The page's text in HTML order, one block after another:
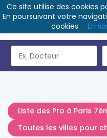
Liste des Pro à Paris
Toutes les villes pour
Ce site utilise des cookies
En poursuivant votre
cookies.
En